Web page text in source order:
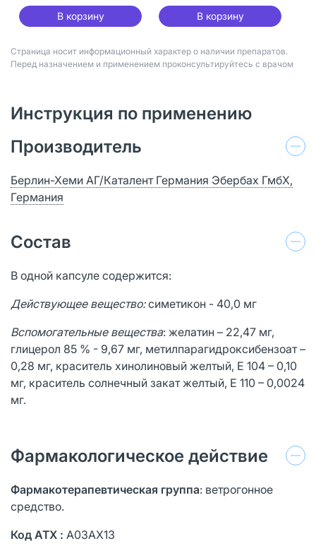
В корзину В корзину
Страница носит информационный характер о наличии препаратов.
Перед назначением и применением проконсультируйтесь с врачом
Инструкция по применению
Производитель
Берлин-Хеми АГ/Каталент Германия Эбербах ГмбХ,
Германия
Состав
В одной капсуле содержится:
Действующее вещество:симетикон - 40,0 мг
Вспомогательные вещества: желатин – 22,47 мг,
глицерол 85 % - 9,67 мг, метилпарагидроксибензоат –
0,28 мг, краситель хинолиновый желтый, Е 104 – 0,10
мг, краситель солнечный закат желтый, Е 110 – 0,0024
мг.
Фармакологическое действие
Фармакотерапевтическая группа: ветрогонное
средство.
Код АТХ : A03АХ13